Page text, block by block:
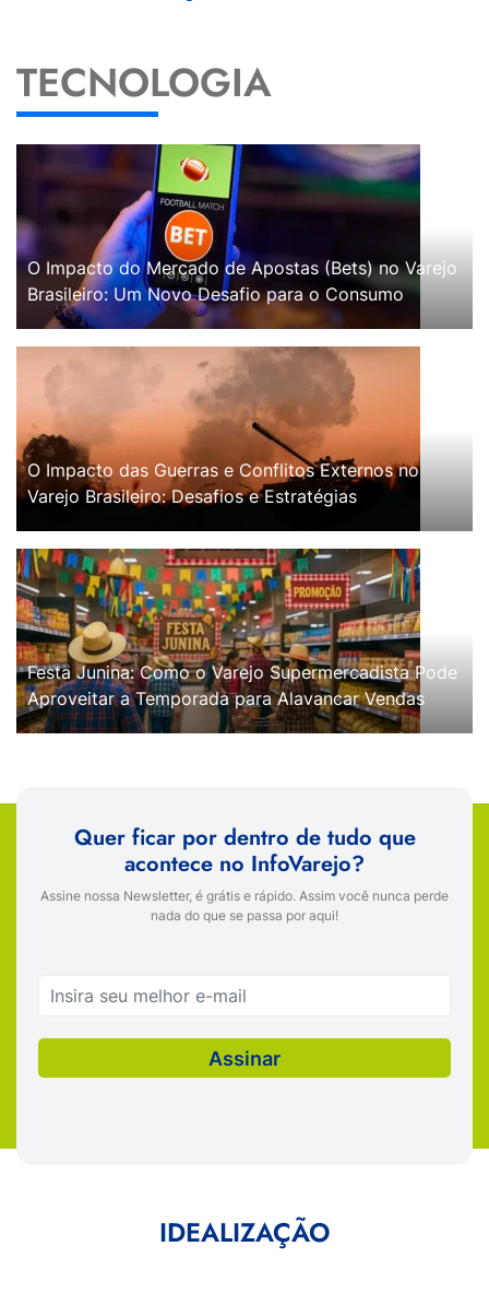
TECNOLOGIA
O Impacto do Mercado de Apostas (Bets) no Varejo
Brasileiro: Um Novo Desafio para o Consumo
O Impacto das Guerras e Conflitos Externos no
Varejo Brasileiro: Desafios e Estratégias
Festa Junina: Como o Varejo Supermercadista Pode
Aproveitar a Temporada para Alavancar Vendas
Quer ficar por dentro de tudo que
acontece no InfoVarejo?
Assine nossa Newsletter, é grátis e rápido. Assim você nunca perde
nada do que se passa por aqui!
IDEALIZAÇÃO